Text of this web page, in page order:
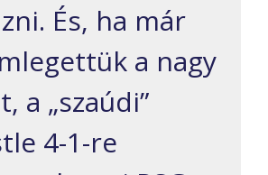
És, ha már
a nagy
a „szaúdi”
4-1-re